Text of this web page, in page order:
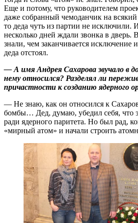
Еще и потому, что руководителем
даже собранный чемоданчик на
то деда чуть из партии не исключили.
несколько дней ждали звонка в дверь.
знали, чем заканчивается исключение
деда отстоял.
— А имя Андрея Сахарова звучало в
нему относился? Разделял ли
причастности к созданию ядерного
— Не знаю, как он относился к
бомбы… Дед, думаю, убедил себя, что
ради ядерного паритета. Но был рад,
«мирный атом» и начали строить